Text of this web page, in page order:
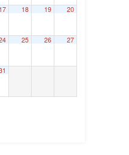
17 18 19 20
25 26 27